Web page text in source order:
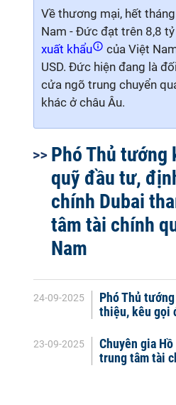
Về thương mại, hết
Nam - Đức đạt trên 8,8
xuất khẩu
của Việt
USD. Đức hiện đang là
cửa ngõ trung chuyển
khác ở châu Âu.
Phó Thủ tướng
quỹ đầu tư,
chính Dubai
tâm tài chính
Nam
24-09-2025
Phó Thủ
thiệu, kêu gọi
23-09-2025
Chuyên gia
trung tâm tài